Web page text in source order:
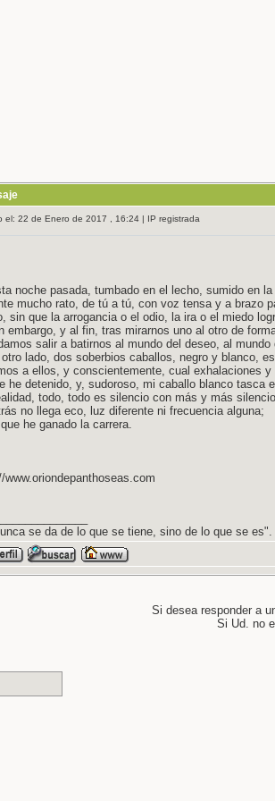
el: 22 de Enero de 2017 , 16:24 | IP registrada
noche pasada, tumbado en el lecho, sumido en
mucho rato, de tú a tú, con voz tensa y a brazo
sin que la arrogancia o el odio, la ira o el miedo
embargo, y al fin, tras mirarnos uno al otro de
salir a batirnos al mundo del deseo, al mundo
lado, dos soberbios caballos, negro y blanco,
a ellos, y conscientemente, cual exhalaciones
he detenido, y, sudoroso, mi caballo blanco tasca
todo, todo es silencio con más y más
no llega eco, luz diferente ni frecuencia alguna;
he ganado la carrera.
www.oriondepanthoseas.com
se da de lo que se tiene, sino de lo que se es".
Si desea responder a
Si Ud. no